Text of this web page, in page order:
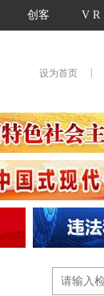
创客 V R
设为首页